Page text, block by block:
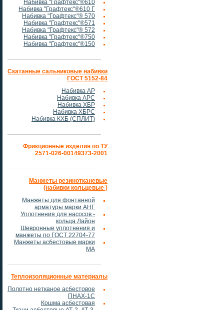
Набивка "Графтекс"®610
Набивка "Графтекс"®610 Г
Набивка "Графтекс"® 570
Набивка "Графтекс"®571
Набивка "Графтекс"® 572
Набивка "Графтекс"®750
Набивка "Графтекс"®150
Скатанные сальниковые набивки
ГОСТ 5152-84
Набивка АР
Набивка АРС
Набивка ХБР
Набивка ХБРС
Набивка КХБ (СПЛИТ)
Фрикционные изделия по ТУ
2571-026-00149373-2001
Манжеты резинотканевые
(набивки кольцевые )
Манжеты для фонтанной
арматуры марки АНГ
Уплотнения для насосов -
кольца Лайон
Шевронные уплотнения и
манжеты по ГОСТ 22704-77
Манжеты асбестовые марки
МА
Теплоизоляционные материалы
Полотно нетканое асбестовое
ПНАХ-1С
Кошма асбестовая